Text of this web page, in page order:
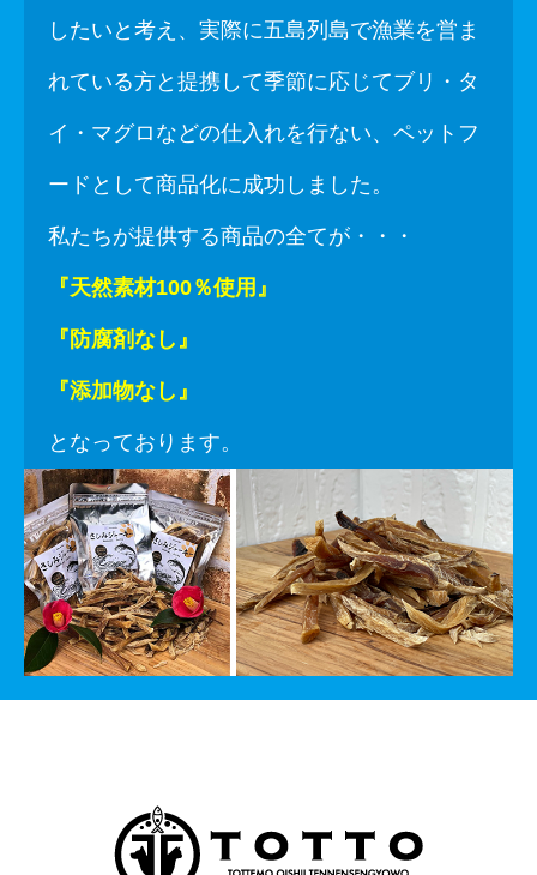
したいと考え、実際に五島列島で漁業を営ま
れている方と提携して季節に応じてブリ・タ
イ・マグロなどの仕入れを行ない、ペットフ
ードとして商品化に成功しました。
私たちが提供する商品の全てが・・・
『天然素材100％使用』
『防腐剤なし』
『添加物なし』
となっております。